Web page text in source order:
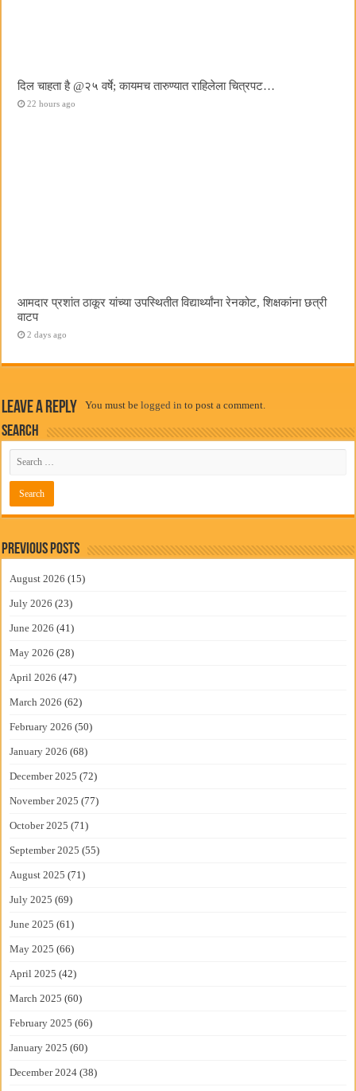
दिल चाहता है @२५ वर्षे; कायमच तारुण्यात राहिलेला चित्रपट…
22 hours ago
आमदार प्रशांत ठाकूर यांच्या उपस्थितीत विद्यार्थ्यांना रेनकोट, शिक्षकांना छत्री
वाटप
2 days ago
Leave a Reply You must belogged in to post a comment.
Search
Previous Posts
August 2026 (15)
July 2026 (23)
June 2026 (41)
May 2026 (28)
April 2026 (47)
March 2026 (62)
February 2026 (50)
January 2026 (68)
December 2025 (72)
November 2025 (77)
October 2025 (71)
September 2025 (55)
August 2025 (71)
July 2025 (69)
June 2025 (61)
May 2025 (66)
April 2025 (42)
March 2025 (60)
February 2025 (66)
January 2025 (60)
December 2024 (38)